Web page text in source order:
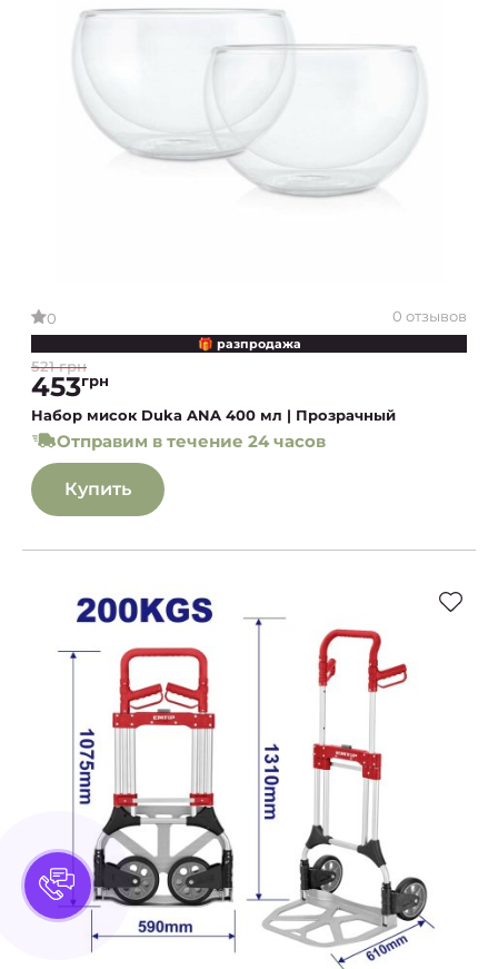
0 0 отзывов
🎁 разпродажа
521 грн
453грн
Набор мисок Duka ANA 400 мл | Прозрачный
Отправим в течение 24 часов
Купить